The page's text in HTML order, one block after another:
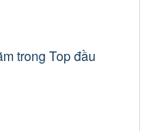
trong Top đầu